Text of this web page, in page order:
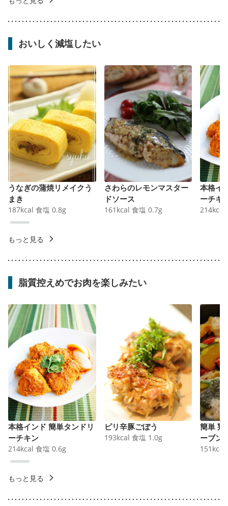
おいしく減塩したい
うなぎの蒲焼リメイクう
まき
187kcal 食塩 0.8g
さわらのレモンマスター
ドソース
161 kcal 食塩 0.7g
本格イ
ーチキ
214kcal
もっと見る
脂質控えめでお肉を楽しみたい
本格インド 簡単タンドリ
ーチキン
214kcal 食塩 0.6g
ピリ辛豚ごぼう
193kcal 食塩 1.0g
簡単 鶏
ーブン
151 kcal
もっと見る